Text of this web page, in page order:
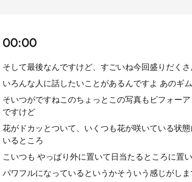
00:00
そして最後なんですけど、すごいね今回盛りだく
いろんな人に話したいことがあるんですよ あのギ
そいつがですねこのちょっとこの写真もビフォー
ですけど
花がドカッとついて、いくつも花が咲いている状
いるところ
こいつも やっぱり外に置いて日当たるところに置
パワフルになっているというかそういう感じがし